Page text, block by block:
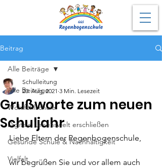
Beitrag
Alle Beiträge
Wohlfühlschule
Digitale Lebenswelt erschließen
Gesunde Schule & Nachhaltigkeit
Vielfalt
Alle Beiträge
Grußworte zum neuen
Schuljahr
Schulleitung
20. Aug. 2021 3 Min. Lesezeit
Liebe Eltern der Regenbogenschule,
wir begrüßen Sie und vor allem auch